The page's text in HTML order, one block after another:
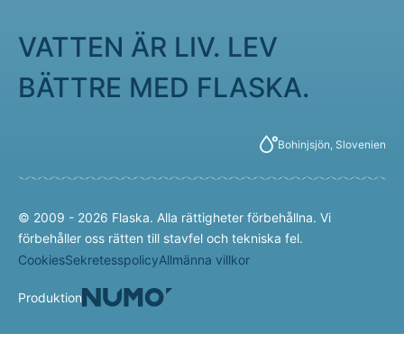
VATTEN ÄR LIV. LEV
BÄTTRE MED FLASKA.
Bohinjsjön, Slovenien
© 2009 - 2026 Flaska. Alla rättigheter förbehållna. Vi
förbehåller oss rätten till stavfel och tekniska fel.
CookiesSekretesspolicyAllmänna villkor
Produktion